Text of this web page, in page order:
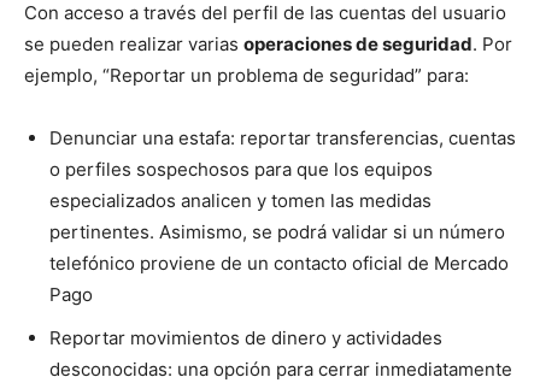
Con acceso a través del perfil de las cuentas del usuario
se pueden realizar varias operaciones de seguridad. Por
ejemplo, “Reportar un problema de seguridad” para:
Denunciar una estafa: reportar transferencias, cuentas
o perfiles sospechosos para que los equipos
especializados analicen y tomen las medidas
pertinentes. Asimismo, se podrá validar si un número
telefónico proviene de un contacto oficial de Mercado
Pago
Reportar movimientos de dinero y actividades
desconocidas: una opción para cerrar inmediatamente